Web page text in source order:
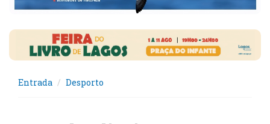
Entrada Desporto